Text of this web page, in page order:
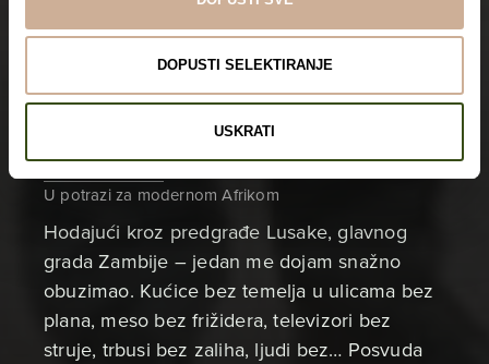
DOPUSTI SELEKTIRANJE
USKRATI
U potrazi za
modernom Afrikom
U potrazi za modernom Afrikom
Hodajući kroz predgrađe Lusake, glavnog
grada Zambije – jedan me dojam snažno
obuzimao. Kućice bez temelja u ulicama bez
plana, meso bez frižidera, televizori bez
struje, trbusi bez zaliha, ljudi bez… Posvuda